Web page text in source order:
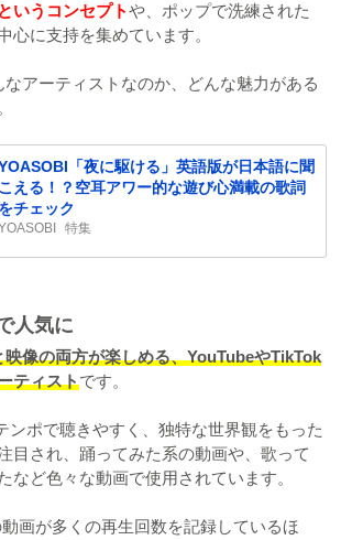
いうコンセプトや、ポップで洗練された
心に支持を集めています。
アーティストなのか、どんな魅力がある
「夜に駆ける」英語版が日本語に聞
こえる！？空耳アワー的な遊び心満載の歌詞
をチェック
特集
人気に
映像の両方が楽しめる、YouTubeやTikTok
ティストです。
ンポで聴きやすく、独特な世界観をもった
目され、踊ってみた系の動画や、歌って
など色々な動画で使用されています。
画が多くの再生回数を記録しているほ